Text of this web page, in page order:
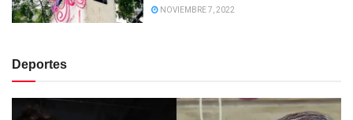
NOVIEMBRE 7, 2022
Deportes